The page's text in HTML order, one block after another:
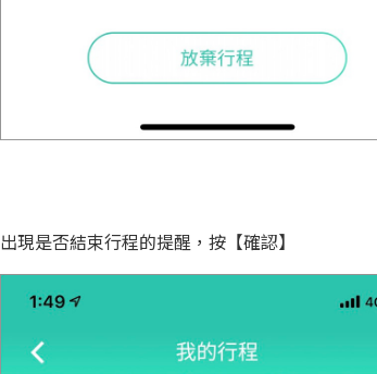
出現是否結束行程的提醒，按【確認】